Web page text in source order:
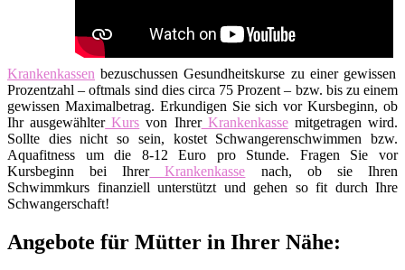
Krankenkassen bezuschussen Gesundheitskurse zu einer gewissen
Prozentzahl – oftmals sind dies circa 75 Prozent – bzw. bis zu einem
gewissen Maximalbetrag. Erkundigen Sie sich vor Kursbeginn, ob
Ihr ausgewählterKurs von IhrerKrankenkassemitgetragen wird.
Sollte dies nicht so sein, kostet Schwangerenschwimmen bzw.
Aquafitness um die 8-12 Euro pro Stunde. Fragen Sie vor
Kursbeginn bei IhrerKrankenkasse nach, ob sie Ihren
Schwimmkurs finanziell unterstützt und gehen so fit durch Ihre
Schwangerschaft!
Angebote für Mütter in Ihrer Nähe: